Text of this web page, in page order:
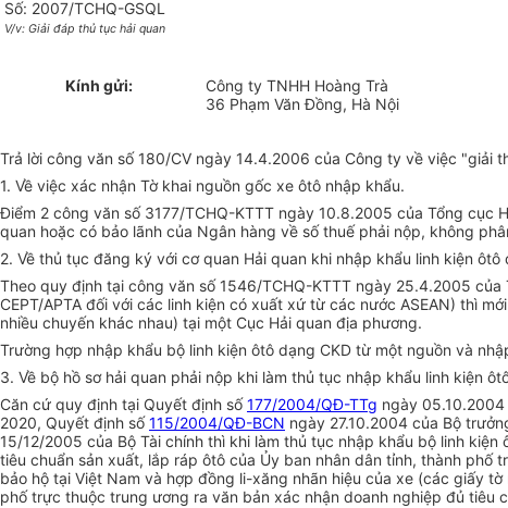
Số: 2007/TCHQ-GSQL
V/v: Giải đáp thủ tục hải quan
Kính gửi:
Công ty TNHH Hoàng Trà
36 Phạm Văn Đồng, Hà Nội
Trả lời công văn số 180/CV ngày 14.4.2006 của Công ty về việc "giải
1. Về việc xác nhận Tờ khai nguồn gốc xe ôtô nhập khẩu.
Điểm 2 công văn số 3177/TCHQ-KTTT ngày 10.8.2005 của Tổng cục
quan hoặc có bảo lãnh của Ngân hàng về số thuế phải nộp, không
2. Về thủ tục đăng ký với cơ quan Hải quan khi nhập khẩu linh kiện ôtô
Theo quy định tại công văn số 1546/TCHQ-KTTT ngày 25.4.2005
CEPT/APTA đối với các linh kiện có xuất xứ từ các nước ASEAN) thì
nhiều chuyến khác nhau) tại một Cục Hải quan địa phương.
Trường hợp nhập khẩu bộ linh kiện ôtô dạng CKD từ một nguồn và
3. Về bộ hồ sơ hải quan phải nộp khi làm thủ tục nhập khẩu linh kiện
Căn cứ quy định tại Quyết định số177/2004/QĐ-TTg ngày
2020, Quyết định số115/2004/QĐ-BCN ngày 27.10.2004 của Bộ
15/12/2005 của Bộ Tài chính thì khi làm thủ tục nhập khẩu bộ linh
tiêu chuẩn sản xuất, lắp ráp ôtô của Ủy ban nhân dân tỉnh, thành
bảo hộ tại Việt Nam và hợp đồng li-xăng nhãn hiệu của xe (các giấy
phố trực thuộc trung ương ra văn bản xác nhận doanh nghiệp đủ tiêu